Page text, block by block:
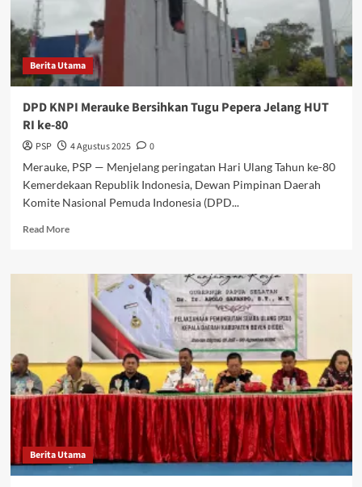
Berita Utama
DPD KNPI Merauke Bersihkan Tugu Pepera Jelang HUT
RI ke-80
PSP 4 Agustus 2025
0
Merauke, PSP — Menjelang peringatan Hari Ulang Tahun ke-80
Kemerdekaan Republik Indonesia, Dewan Pimpinan Daerah
Komite Nasional Pemuda Indonesia (DPD...
Read MoreRead
DPD
Merauke
Bersihkan
Pepera
Jelang
HUT
RI
ke-
80
Berita Utama